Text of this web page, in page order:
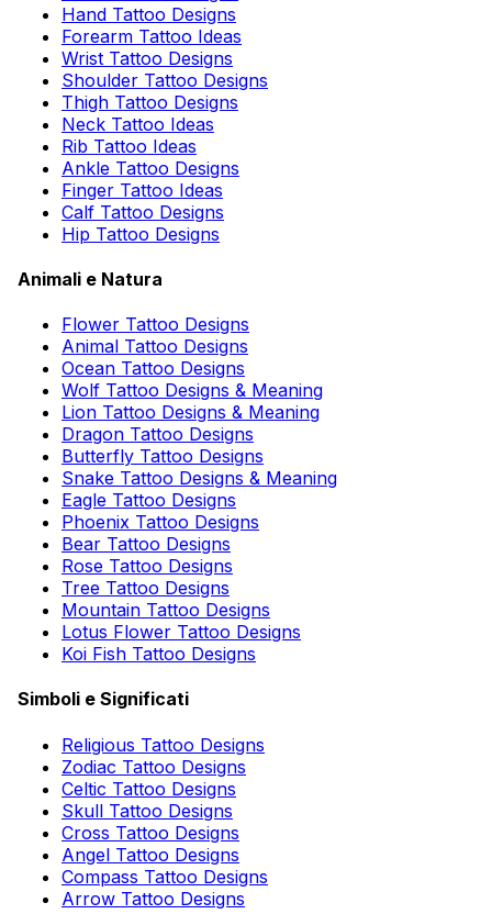
Hand Tattoo Designs
Forearm Tattoo Ideas
Wrist Tattoo Designs
Shoulder Tattoo Designs
Thigh Tattoo Designs
Neck Tattoo Ideas
Rib Tattoo Ideas
Ankle Tattoo Designs
Finger Tattoo Ideas
Calf Tattoo Designs
Hip Tattoo Designs
Animali e Natura
Flower Tattoo Designs
Animal Tattoo Designs
Ocean Tattoo Designs
Wolf Tattoo Designs & Meaning
Lion Tattoo Designs & Meaning
Dragon Tattoo Designs
Butterfly Tattoo Designs
Snake Tattoo Designs & Meaning
Eagle Tattoo Designs
Phoenix Tattoo Designs
Bear Tattoo Designs
Rose Tattoo Designs
Tree Tattoo Designs
Mountain Tattoo Designs
Lotus Flower Tattoo Designs
Koi Fish Tattoo Designs
Simboli e Significati
Religious Tattoo Designs
Zodiac Tattoo Designs
Celtic Tattoo Designs
Skull Tattoo Designs
Cross Tattoo Designs
Angel Tattoo Designs
Compass Tattoo Designs
Arrow Tattoo Designs